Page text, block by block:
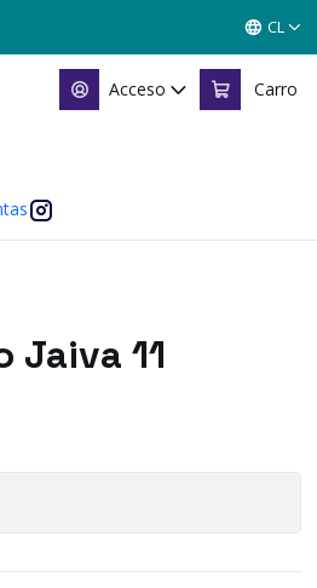
Acceso Carro
CL
Jaiva 11